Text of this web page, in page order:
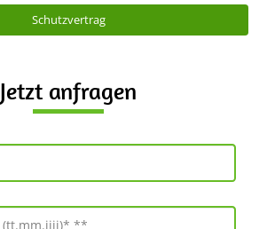
Schutzvertrag
Jetzt anfragen